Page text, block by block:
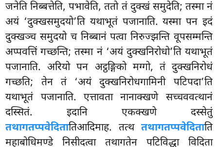
जनेति निब्बत्तेति, पभावेति, ततो तं दुक्खं समुदेति; तस्मा नं
अयं ‘दुक्खसमुदयो’ति यथाभूतं पजानाति. यस्मा पन इदं
दुक्खञ्च समुदयो च निब्बानं पत्वा निरुज्झन्ति वूपसम्मन्ति
अप्पवत्तिं गच्छन्ति; तस्मा नं ‘अयं दुक्खनिरोधो’ति यथाभूतं
पजानाति. अरियो पन अट्ठङ्गिको मग्गो, तं दुक्खनिरोधं
गच्छति; तेन तं ‘अयं दुक्खनिरोधगामिनी पटिपदा’ति
यथाभूतं पजानाति. एत्तावता नानाक्खणे सच्चववत्थानं
दस्सितं. इदानि एकक्खणे दस्सेतुं
तथागतप्पवेदितातिआदिमाह. तत्थ तथागतप्पवेदिताति
महाबोधिमण्डे निसीदत्वा तथागतेन पटिविद्धा विदिता